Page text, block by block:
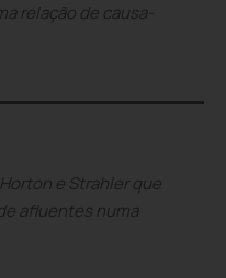
relação de causa-
e Strahler que
afluentes numa